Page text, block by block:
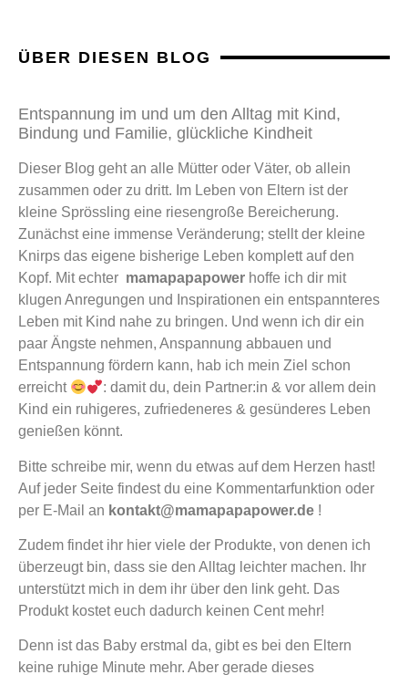
ÜBER DIESEN BLOG
Entspannung im und um den Alltag mit Kind,
Bindung und Familie, glückliche Kindheit
Dieser Blog geht an alle Mütter oder Väter, ob allein
zusammen oder zu dritt. Im Leben von Eltern ist der
kleine Sprössling eine riesengroße Bereicherung.
Zunächst eine immense Veränderung; stellt der kleine
Knirps das eigene bisherige Leben komplett auf den
Kopf. Mit echter mamapapapower hoffe ich dir mit
klugen Anregungen und Inspirationen ein entspannteres
Leben mit Kind nahe zu bringen. Und wenn ich dir ein
paar Ängste nehmen, Anspannung abbauen und
Entspannung fördern kann, hab ich mein Ziel schon
erreicht
: damit du, dein Partner:in & vor allem dein
Kind ein ruhigeres, zufriedeneres & gesünderes Leben
genießen könnt.
Bitte schreibe mir, wenn du etwas auf dem Herzen hast!
Auf jeder Seite findest du eine Kommentarfunktion oder
per E-Mail an kontakt@mamapapapower.de !
Zudem findet ihr hier viele der Produkte, von denen ich
überzeugt bin, dass sie den Alltag leichter machen. Ihr
unterstützt mich in dem ihr über den link geht. Das
Produkt kostet euch dadurch keinen Cent mehr!
Denn ist das Baby erstmal da, gibt es bei den Eltern
keine ruhige Minute mehr. Aber gerade dieses